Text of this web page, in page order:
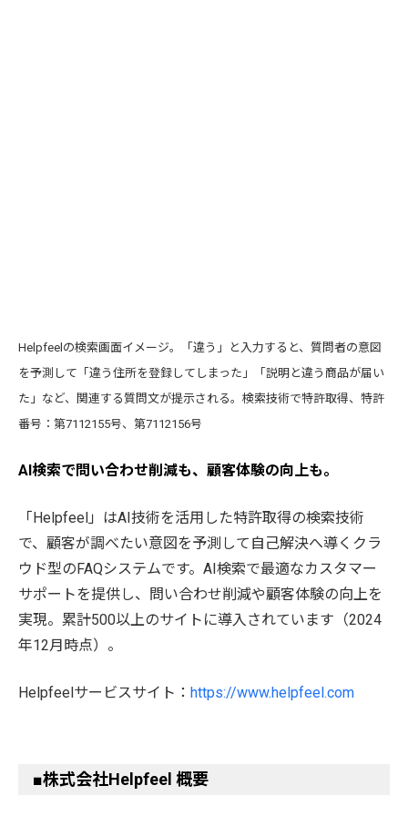
Helpfeelの検索画面イメージ。「違う」と入力すると、質問者の意図
を予測して「違う住所を登録してしまった」「説明と違う商品が届い
た」など、関連する質問文が提示される。検索技術で特許取得、特許
番号：第7112155号、第7112156号
AI検索で問い合わせ削減も、顧客体験の向上も。
「Helpfeel」はAI技術を活用した特許取得の検索技術
で、顧客が調べたい意図を予測して自己解決へ導くクラ
ウド型のFAQシステムです。AI検索で最適なカスタマー
サポートを提供し、問い合わせ削減や顧客体験の向上を
実現。累計500以上のサイトに導入されています（2024
年12月時点）。
Helpfeelサービスサイト： https://www.helpfeel.com
■株式会社Helpfeel 概要